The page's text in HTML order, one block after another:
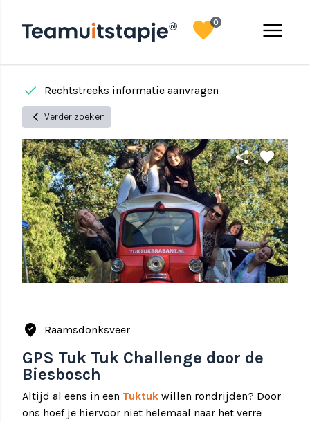
menu
favorite0
done Rechtstreeks informatie aanvragen
chevron_left Verder zoeken
GPS Tuk Tuk Challenge door de
Biesbosch
Altijd al eens in een Tuktuk willen rondrijden? Door
ons hoef je hiervoor niet helemaal naar het verre
share favorite
where_to_vote Raamsdonksveer